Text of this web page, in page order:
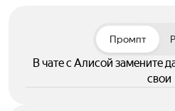
Промпт
В чате с Алисой замените
свои